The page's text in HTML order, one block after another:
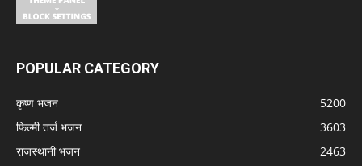
POPULAR CATEGORY
कृष्ण भजन
5200
फिल्मी तर्ज भजन
3603
राजस्थानी भजन
2463